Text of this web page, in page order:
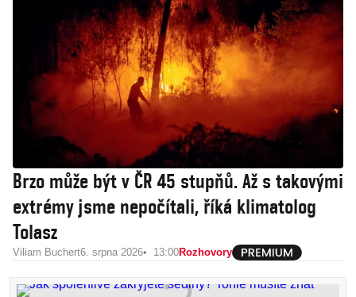
Brzo může být v ČR 45 stupňů. Až s takovými
extrémy jsme nepočítali, říká klimatolog
Tolasz
Viliam Buchert6. srpna 2026 13:00Rozhovory